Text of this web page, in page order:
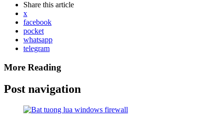
Share this article
x
facebook
pocket
whatsapp
telegram
More Reading
Post navigation